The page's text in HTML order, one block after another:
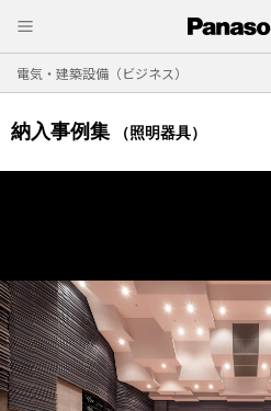
電気・建築設備（ビジネス）
納入事例集 （照明器具）